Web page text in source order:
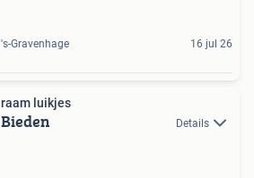
's-Gravenhage 16 jul 26
raam luikjes
Bieden Details